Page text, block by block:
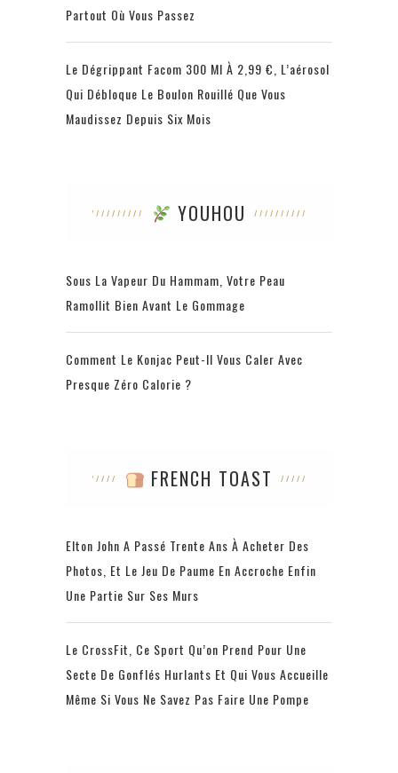
Partout Où Vous Passez
Le Dégrippant Facom 300 Ml À 2,99 €, L’aérosol
Qui Débloque Le Boulon Rouillé Que Vous
Maudissez Depuis Six Mois
YOUHOU
Sous La Vapeur Du Hammam, Votre Peau
Ramollit Bien Avant Le Gommage
Comment Le Konjac Peut-Il Vous Caler Avec
Presque Zéro Calorie ?
FRENCH TOAST
Elton John A Passé Trente Ans À Acheter Des
Photos, Et Le Jeu De Paume En Accroche Enfin
Une Partie Sur Ses Murs
Le CrossFit, Ce Sport Qu’on Prend Pour Une
Secte De Gonflés Hurlants Et Qui Vous Accueille
Même Si Vous Ne Savez Pas Faire Une Pompe